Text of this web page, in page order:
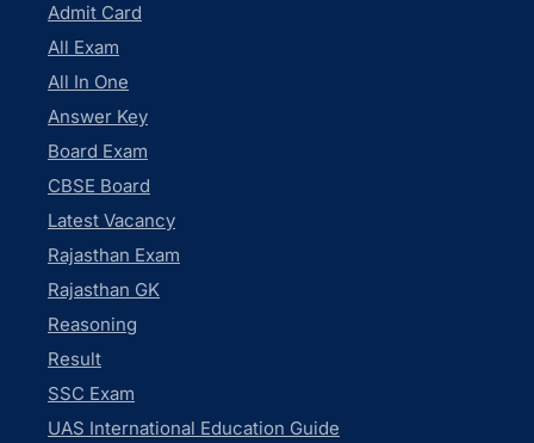
Admit Card
All Exam
All In One
Answer Key
Board Exam
CBSE Board
Latest Vacancy
Rajasthan Exam
Rajasthan GK
Reasoning
Result
SSC Exam
UAS International Education Guide